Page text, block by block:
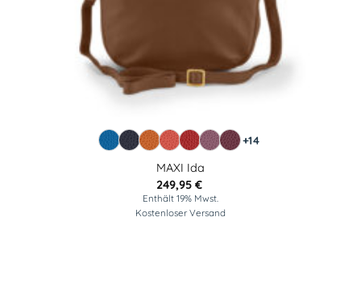
+14
MAXI Ida
249,95 €
Enthält 19% Mwst.
Kostenloser Versand